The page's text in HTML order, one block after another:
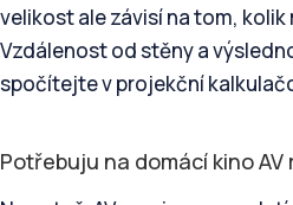
velikost ale závisí na tom,
Vzdálenost od stěny a
spočítejte v projekční
Potřebuju na domácí kino AV